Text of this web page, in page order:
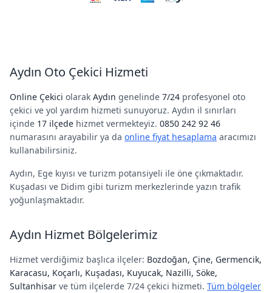
Aydın Oto Çekici Hizmeti
Online Çekici olarak Aydın genelinde 7/24 profesyonel oto
çekici ve yol yardım hizmeti sunuyoruz. Aydın il sınırları
içinde 17 ilçede hizmet vermekteyiz. 0850 242 92 46
numarasını arayabilir ya da online fiyat hesaplama aracımızı
kullanabilirsiniz.
Aydın, Ege kıyısı ve turizm potansiyeli ile öne çıkmaktadır.
Kuşadası ve Didim gibi turizm merkezlerinde yazın trafik
yoğunlaşmaktadır.
Aydın Hizmet Bölgelerimiz
Hizmet verdiğimiz başlıca ilçeler: Bozdoğan, Çine, Germencik,
Karacasu, Koçarlı, Kuşadası, Kuyucak, Nazilli, Söke,
Sultanhisar ve tüm ilçelerde 7/24 çekici hizmeti. Tüm bölgeler